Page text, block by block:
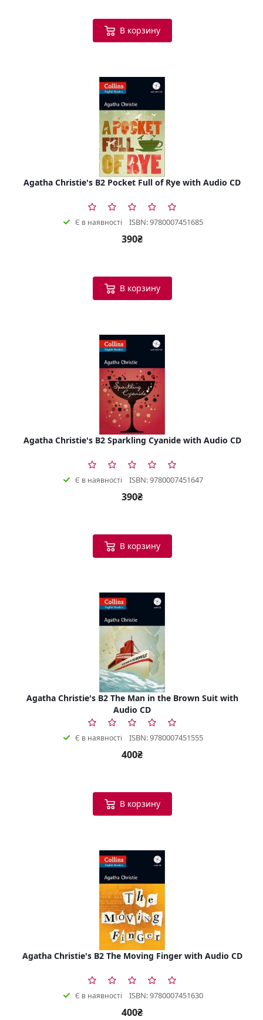
В корзину
Agatha Christie's B2 Pocket Full of Rye with Audio CD
Є в наявності ISBN: 9780007451685
390₴
В корзину
Agatha Christie's B2 Sparkling Cyanide with Audio CD
Є в наявності ISBN: 9780007451647
390₴
В корзину
Agatha Christie's B2 The Man in the Brown Suit with
Audio CD
Є в наявності ISBN: 9780007451555
400₴
В корзину
Agatha Christie's B2 The Moving Finger with Audio CD
Є в наявності ISBN: 9780007451630
400₴